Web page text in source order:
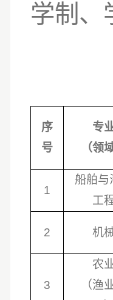
学制、
序
号
专
（领
1
船舶与
工
2 机
3
农
（渔